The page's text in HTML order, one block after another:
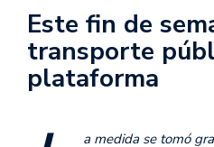
Este fin de
transporte
plataforma
a medida se tomó